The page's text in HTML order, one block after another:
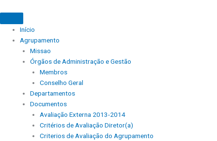
Início
Agrupamento
Missao
Órgãos de Administração e Gestão
Membros
Conselho Geral
Departamentos
Documentos
Avaliação Externa 2013-2014
Critérios de Avaliação Diretor(a)
Criterios de Avaliação do Agrupamento